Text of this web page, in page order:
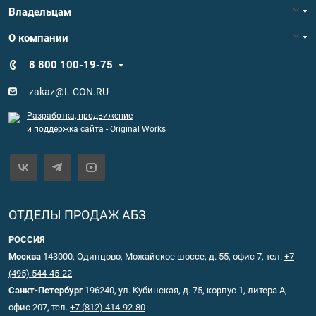
Владельцам
О компании
8 800 100-19-75
zakaz@L-CON.RU
Разработка, продвижение
и поддержка сайта - Original Works
ОТДЕЛЫ ПРОДАЖ АБЗ
РОССИЯ
Москва 143000, Одинцово, Можайское шоссе, д. 55, офис 7, тел. +7
(495) 544-45-22
Санкт-Петербург196240, ул. Кубинская, д. 75, корпус 1, литера А,
офис 207, тел. +7 (812) 414-92-80